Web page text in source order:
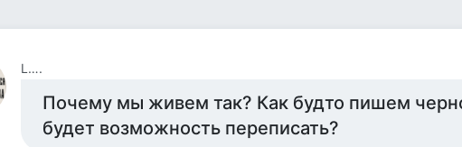
L….
Почему мы живем так? Как будто пишем
будет возможность переписать?